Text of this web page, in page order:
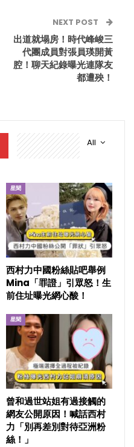
NEXT POST
出道就塌房！時代峰峻三
代團成員對張員瑛開黃
腔！聊天紀錄曝光連隊友
都遭殃！
All
星聞
西村力中國粉絲貼吧舉例
Mina「罪證」引眾怒！生
前住址曝光網心酸！
星聞
曾和過世站姐有過接觸的
網友公開原因！喊話西村
力「別再差別對待亞洲粉
絲！」